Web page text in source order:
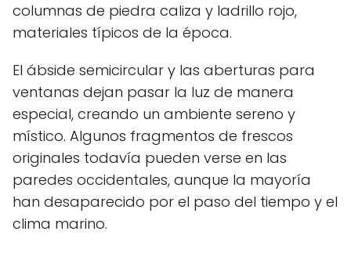
columnas de piedra caliza y ladrillo rojo,
materiales típicos de la época.
El ábside semicircular y las aberturas para
ventanas dejan pasar la luz de manera
especial, creando un ambiente sereno y
místico. Algunos fragmentos de frescos
originales todavía pueden verse en las
paredes occidentales, aunque la mayoría
han desaparecido por el paso del tiempo y el
clima marino.